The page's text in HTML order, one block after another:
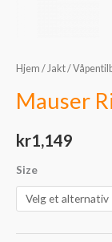
Hjem /Jakt/
Mauser
kr1,149
Size